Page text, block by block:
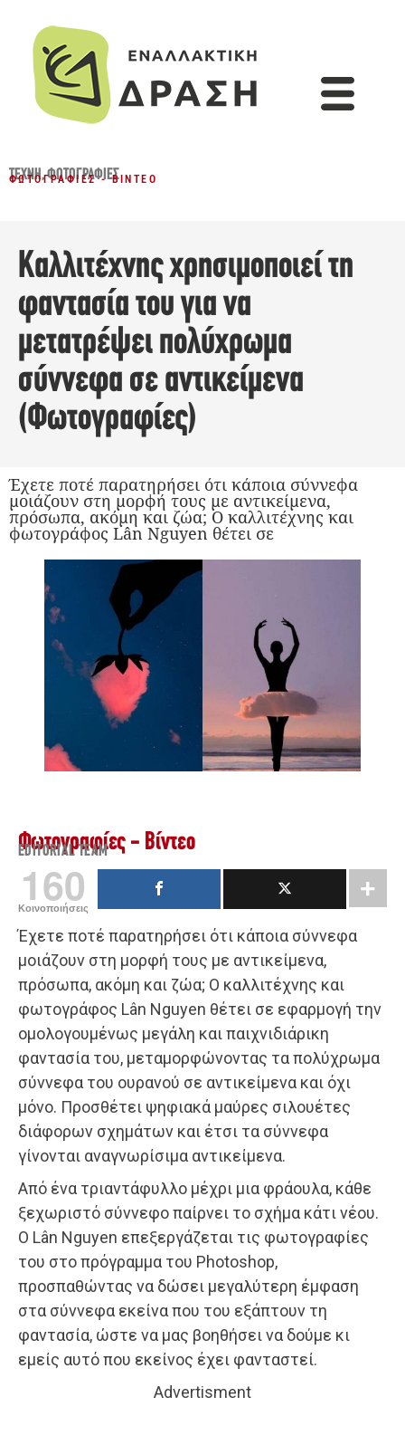
ΤΈΧΝΗ,ΦΩΤΟΓΡΑΦΊΕΣ
ΦΩΤΟΓΡΑΦΊΕΣ - ΒΊΝΤΕΟ
Καλλιτέχνης χρησιμοποιεί τη
φαντασία του για να
μετατρέψει πολύχρωμα
σύννεφα σε αντικείμενα
(Φωτογραφίες)
Έχετε ποτέ παρατηρήσει ότι κάποια σύννεφα
μοιάζουν στη μορφή τους με αντικείμενα,
πρόσωπα, ακόμη και ζώα; Ο καλλιτέχνης και
φωτογράφος Lân Nguyen θέτει σε
Φωτογραφίες - Βίντεο
EDITORIAL TEAM
160
Κοινοποιήσεις
Έχετε ποτέ παρατηρήσει ότι κάποια σύννεφα
μοιάζουν στη μορφή τους με αντικείμενα,
πρόσωπα, ακόμη και ζώα; Ο καλλιτέχνης και
φωτογράφος Lân Nguyen θέτει σε εφαρμογή την
ομολογουμένως μεγάλη και παιχνιδιάρικη
φαντασία του, μεταμορφώνοντας τα πολύχρωμα
σύννεφα του ουρανού σε αντικείμενα και όχι
μόνο. Προσθέτει ψηφιακά μαύρες σιλουέτες
διάφορων σχημάτων και έτσι τα σύννεφα
γίνονται αναγνωρίσιμα αντικείμενα.
Από ένα τριαντάφυλλο μέχρι μια φράουλα, κάθε
ξεχωριστό σύννεφο παίρνει το σχήμα κάτι νέου.
Ο Lân Nguyen επεξεργάζεται τις φωτογραφίες
του στο πρόγραμμα του Photoshop,
προσπαθώντας να δώσει μεγαλύτερη έμφαση
στα σύννεφα εκείνα που του εξάπτουν τη
φαντασία, ώστε να μας βοηθήσει να δούμε κι
εμείς αυτό που εκείνος έχει φανταστεί.
Advertisment